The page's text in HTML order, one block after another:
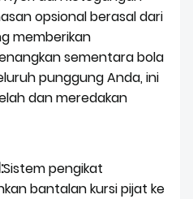
opsional berasal dari
memberikan
sementara bola
punggung Anda, ini
dan meredakan
:Sistem pengikat
bantalan kursi pijat ke